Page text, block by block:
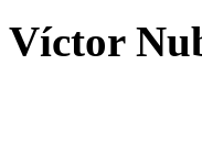
Víctor